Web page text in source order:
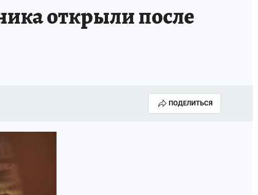
открыли после
ПОДЕЛИТЬСЯ